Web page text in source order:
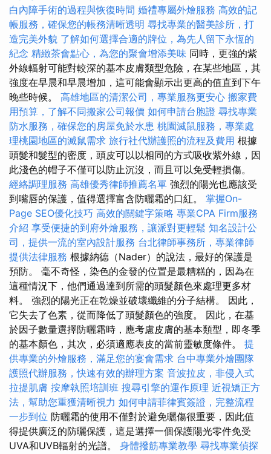
白內障手術的過程與恢復時間 婚禮專屬外燴服務 高效的記
帳服務，確保您的帳務清晰透明 尋找專業的醫美診所，打
造完美外貌 了解如何選擇合適的牌位，為先人留下永恆的
紀念 精緻茶會點心，為您的聚會增添美味 同時，更強的紫
外線輻射可能對較深的基本皮膚類型危險，在某些地區，其
強度在早晨和早晨增加，這可能會顯示出更高的值直到下午
晚些時候。 高雄地區的清潔公司，專業服務更安心 搬家費
用預算，了解不同搬家公司報價 如何申請台胞證 尋找專業
防水服務，確保您的房屋免於水患 桃園滅鼠服務，專業處
理桃園地區的滅鼠需求 旅行社代辦護照的流程及費用 根據
頭髮和髮型的密度，頭皮可以以相同的方式吸收紫外線，因
此淺色的帽子不僅可以防止沉沒，而且可以免受輕損傷。
經絡調理服務 高雄優秀律師推薦名單 強烈的陽光也應該受
到嘴唇的保護，值得選擇富含防曬霜的口紅。 掌握On-
Page SEO優化技巧 高效的關鍵字策略 專業CPA Firm服務
介紹 享受便捷的到府外燴服務，讓派對更輕鬆 知名設計公
司，提供一流的室內設計服務 台北律師事務所，專業律師
提供法律服務 根據納德（Nader）的說法，最好的保護是
預防。 毫不奇怪，染色的金發的位置是最糟糕的，因為在
這種情況下，他們通過達到所需的頭髮顏色來處理更多材
料。 強烈的陽光正在乾燥並破壞纖維的分子結構。 因此，
它失去了色素，從而降低了頭髮顏色的強度。 因此，在基
於因子數量選擇防曬霜時，應考慮皮膚的基本類型，即冬季
的基本顏色，其次，必須適應表皮的當前靈敏度條件。 提
供專業的外燴服務，滿足您的宴會需求 台中專業外燴團隊
護照代辦服務，快速有效的辦理方案 音波拉皮，非侵入式
拉提肌膚 按摩執照培訓班 搜尋引擎的運作原理 近視矯正方
法，幫助您重獲清晰視力 如何申請菲律賓簽證，完整流程
一步到位 防曬霜的使用不僅對於避免曬傷很重要，因此值
得提供廣泛的防曬保護，這是選擇一個保護陽光零件免受
UVA和UVB輻射的光譜。 身體撥筋專業教學 尋找專業偵探